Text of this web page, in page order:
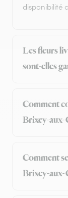
disponibilité
Les fleurs
sont-elles
Comment
Brixey-aux-
Comment
Brixey-aux-